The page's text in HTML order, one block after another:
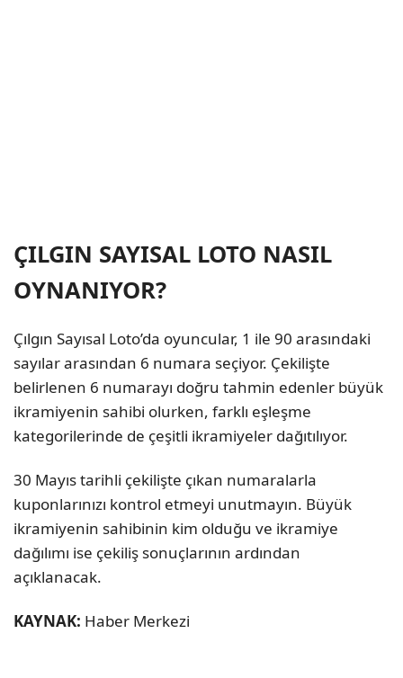
ÇILGIN SAYISAL LOTO NASIL
OYNANIYOR?
Çılgın Sayısal Loto’da oyuncular, 1 ile 90 arasındaki
sayılar arasından 6 numara seçiyor. Çekilişte
belirlenen 6 numarayı doğru tahmin edenler büyük
ikramiyenin sahibi olurken, farklı eşleşme
kategorilerinde de çeşitli ikramiyeler dağıtılıyor.
30 Mayıs tarihli çekilişte çıkan numaralarla
kuponlarınızı kontrol etmeyi unutmayın. Büyük
ikramiyenin sahibinin kim olduğu ve ikramiye
dağılımı ise çekiliş sonuçlarının ardından
açıklanacak.
KAYNAK: Haber Merkezi